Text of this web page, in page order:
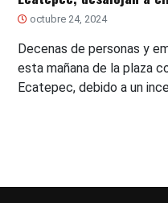
octubre 24, 2024
Decenas de personas y
esta mañana de la plaza
Ecatepec, debido a un